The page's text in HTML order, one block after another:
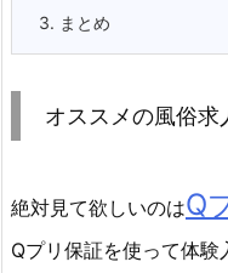
3. まとめ
オススメの風俗求
絶対見て欲しいのはQ
Qプリ保証を使って体験